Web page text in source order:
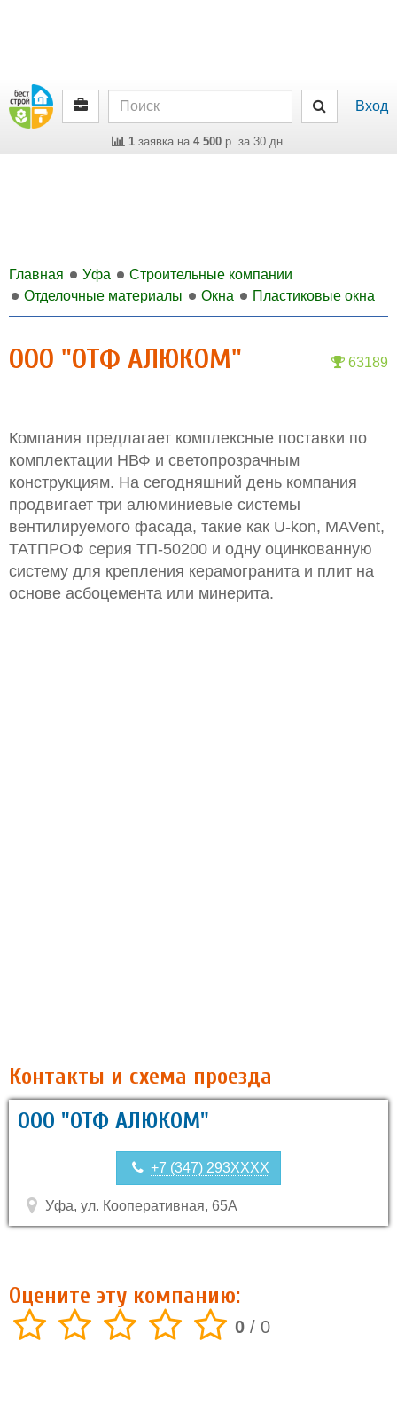
Вход
1заявка на 4 500р. за 30 дн.
Главная Уфа
Строительные компании
Отделочные материалы
Окна Пластиковые окна
63189
ООО "ОТФ АЛЮКОМ"
Компания предлагает комплексные поставки по
комплектации НВФ и светопрозрачным
конструкциям. На сегодняшний день компания
продвигает три алюминиевые системы
вентилируемого фасада, такие как U-kon, MAVent,
ТАТПРОФ серия ТП-50200 и одну оцинкованную
систему для крепления керамогранита и плит на
основе асбоцемента или минерита.
Контакты и схема проезда
ООО "ОТФ АЛЮКОМ"
+7 (347) 293XXXX
Уфа, ул. Кооперативная, 65А
Оцените эту компанию:
0 / 0